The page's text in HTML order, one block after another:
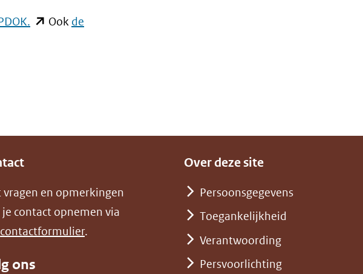
(opent
een
Ook de
vragen en opmerkingen
contact opnemen via
contactformulier.
ons
Over deze site
Persoonsgegevens
Toegankelijkheid
Verantwoording
Persvoorlichting